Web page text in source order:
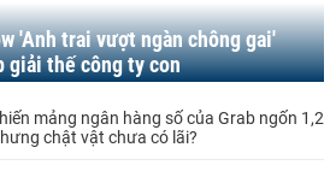
'Anh trai vượt ngàn chông gai'
giải thế công ty con
mảng ngân hàng số của Grab ngốn 1,2
chật vật chưa có lãi?